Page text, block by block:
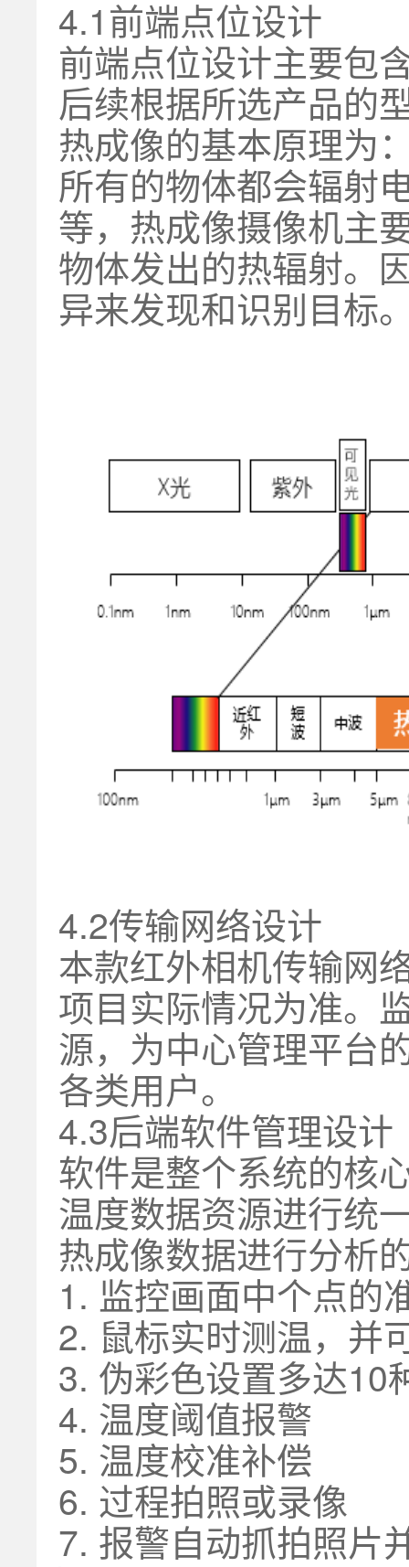
4.1前端点位设计
前端点位设计主要包
后续根据所选产品的
热成像的基本原理为
所有的物体都会辐射
等，热成像摄像机主
物体发出的热辐射。
异来发现和识别目标
4.2传输网络设计
本款红外相机传输网
项目实际情况为准。
源，为中心管理平台
各类用户。
4.3后端软件管理设计
软件是整个系统的核
温度数据资源进行统
热成像数据进行分析
1. 监控画面中个点的
2. 鼠标实时测温，并
3. 伪彩色设置多达10
4. 温度阈值报警
5. 温度校准补偿
6. 过程拍照或录像
7. 报警自动抓拍照片